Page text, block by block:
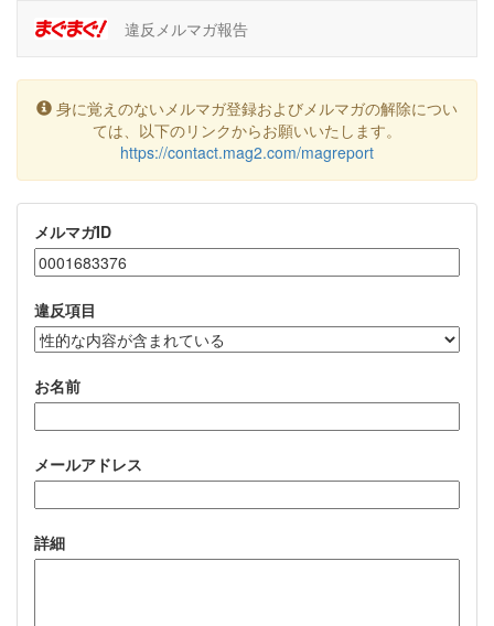
違反メルマガ報告
身に覚えのないメルマガ登録およびメルマガの解除につい
ては、以下のリンクからお願いいたします。
https://contact.mag2.com/magreport
メルマガID
違反項目
お名前
メールアドレス
詳細